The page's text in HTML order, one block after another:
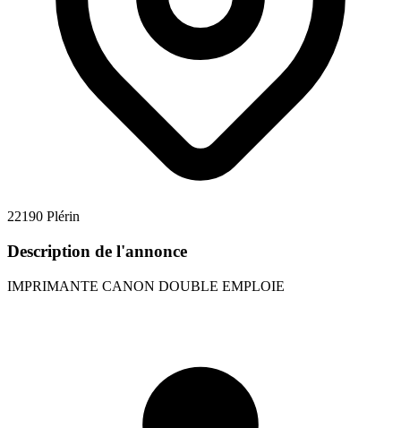
22190 Plérin
Description de l'annonce
IMPRIMANTE CANON DOUBLE EMPLOIE